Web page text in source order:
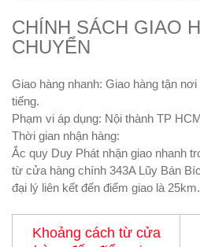
CHÍNH SÁCH GIAO
CHUYỂN
Giao hàng nhanh: Giao hàng tận
tiếng.
Phạm vi áp dụng: Nội thành TP
Thời gian nhận hàng:
Ắc quy Duy Phát nhận giao nhanh
từ cửa hàng chính 343A Lũy Bán
đại lý liên kết đến điểm giao là 25km.
Khoảng cách từ cửa